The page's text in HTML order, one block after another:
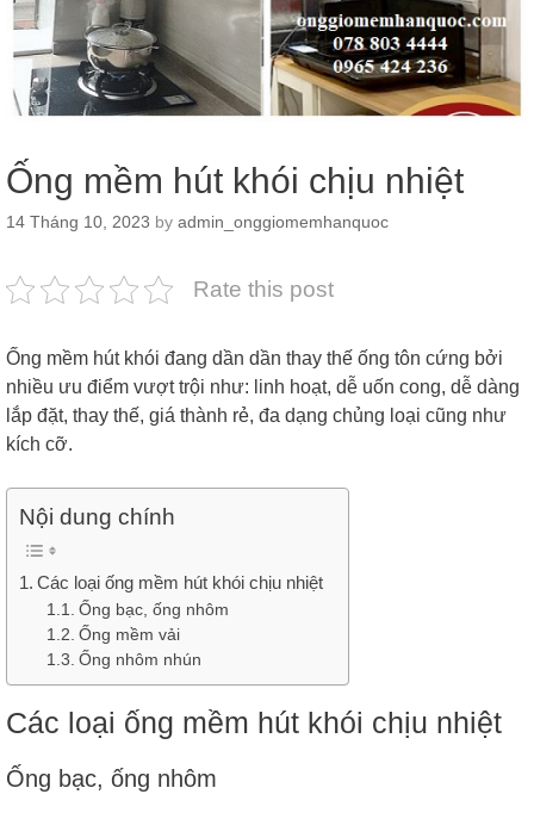
Ống mềm hút khói chịu nhiệt
14 Tháng 10, 2023 by admin_onggiomemhanquoc
Rate this post
Ống mềm hút khói đang dần dần thay thế ống tôn cứng bởi
nhiều ưu điểm vượt trội như: linh hoạt, dễ uốn cong, dễ dàng
lắp đặt, thay thế, giá thành rẻ, đa dạng chủng loại cũng như
kích cỡ.
Nội dung chính
Các loại ống mềm hút khói chịu nhiệt
Ống bạc, ống nhôm
Ống mềm vải
Ống nhôm nhún
Các loại ống mềm hút khói chịu nhiệt
Ống bạc, ống nhôm